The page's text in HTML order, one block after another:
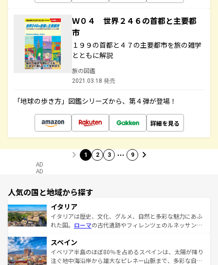
Ｗ０４ 世界２４６の首都と主要都
市
１９９の首都と４７の主要都市を旅の雑学
とともに解説
旅の図鑑
2021.03.18 発売
「地球の歩き方」図鑑シリーズから、第４弾が登場！
詳細を見る
1 2 3 … 9
AD
AD
人気の国と地域から探す
イタリア
イタリアは歴史、文化、グルメ、自然と多彩な魅力にあふ
れた国。 ローマの古代遺跡やフィレンツェのルネッサンス
ろん、トスカーナの美しい田園風景やアマルフィ海岸の絶
景など、自然景観も見逃せない。観光の合間には、本場の
ピザやパスタなど、絶品のイタリア料理を堪能することも
スペイン
イベリア半島のほぼ80％を占めるスペインは、太陽が降り
注ぐ地中海沿岸から雄大なピレネー山脈まで、多彩な自然